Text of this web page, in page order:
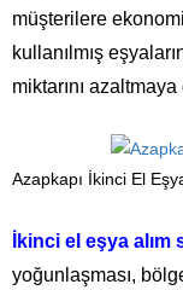
müşterilere
kullanılmış
miktarını
Azapkapı İkinci El
İkinci el eşya alım
yoğunlaşması,